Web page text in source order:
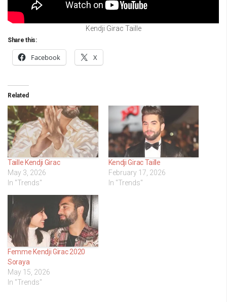
Kendji Girac Taille
Share this:
Facebook X
Related
Taille Kendji Girac
May 3, 2026
In "Trends"
Kendji Girac Taille
February 17, 2026
In "Trends"
Femme Kendji Girac 2020
Soraya
May 15, 2026
In "Trends"